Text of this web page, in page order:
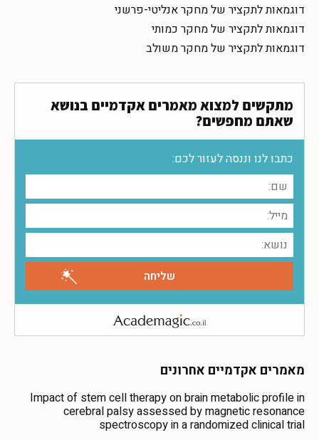
דוגמאות לתקציר של מחקר אנליטי-פרשני
דוגמאות לתקציר של מחקר כמותי
דוגמאות לתקציר של מחקר משולב
מתקשים למצוא מאמרים אקדמיים בנושא
שאתם מחפשים?
כתבו לנו וננסה לעזור לכם:
מאמרים אקדמיים אחרונים
Impact of stem cell therapy on brain metabolic profile in
cerebral palsy assessed by magnetic resonance
spectroscopy in a randomized clinical trial